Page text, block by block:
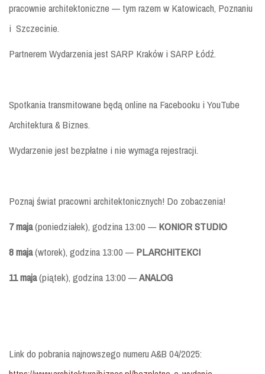
pracownie architektoniczne — tym razem w Katowicach, Poznaniu
i Szczecinie.
Partnerem Wydarzenia jest SARP Kraków i SARP Łódź.
Spotkania transmitowane będą online na Facebooku i YouTube
Architektura & Biznes.
Wydarzenie jest bezpłatne i nie wymaga rejestracji.
Poznaj świat pracowni architektonicznych! Do zobaczenia!
7 maja(poniedziałek), godzina 13:00 — KONIOR STUDIO
8 maja(wtorek), godzina 13:00 — PL.ARCHITEKCI
11 maja(piątek), godzina 13:00 —ANALOG
Link do pobrania najnowszego numeru A&B 04/2025: